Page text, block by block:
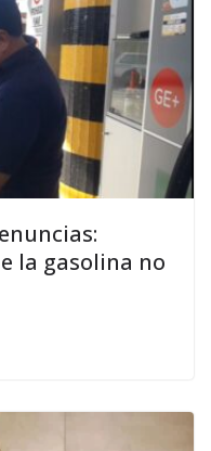
la gasolina no